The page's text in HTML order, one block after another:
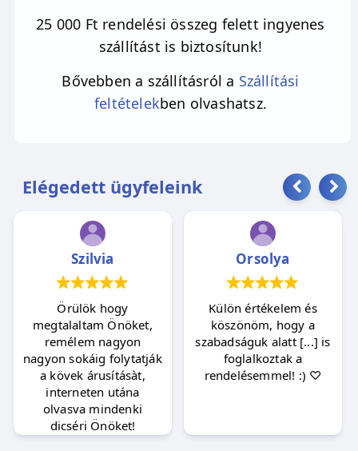
25 000 Ft rendelési összeg felett ingyenes
szállítást is biztosítunk!
Bővebben a szállításról a Szállítási
feltételekben olvashatsz.
Elégedett ügyfeleink
Szilvia
Örülök hogy
megtalaltam Önöket,
remélem nagyon
nagyon sokáig folytatják
a kövek árusításàt,
interneten utána
olvasva mindenki
dicséri Önöket!
Orsolya
Külön értékelem és
köszönöm, hogy a
szabadságuk alatt [...] is
foglalkoztak a
rendelésemmel! :) ♡